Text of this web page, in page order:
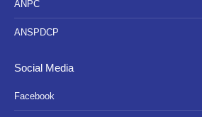
ANPC
ANSPDCP
Social Media
Facebook